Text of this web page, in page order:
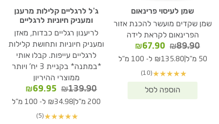
שמן לעיסוי פרינאום
שמן שקדים מועשר להכנת אזור
הפרינאום לקראת לידה
₪89.90
המחיר
המקורי
₪89.90.
₪67.90
המחיר
הנוכחי
50 מ"ל ₪135.80 ל- 100 מ"ל
★
★
★
★
★
(10)
ג’ל לרגליים קלילות מרענן
ומעניק חיוניות לרגליים
לריענון רגליים כבדות, מאזן
ומעניק חיוניות ותחושת קלילות
לרגליים עייפות. קבלו אותי
*במתנה* בקניית 3 יח' ויותר
ממוצרי ההיריון
₪139.90
המחיר
המקורי
₪139.90.
₪69.95
המחיר
הנוכחי
200 מ"ל ₪34.98 ל- 100 מ"ל
★
★
★
★
★
(5)